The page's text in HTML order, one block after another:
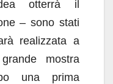
otterrà il
– sono stati
realizzata a
mostra
una prima